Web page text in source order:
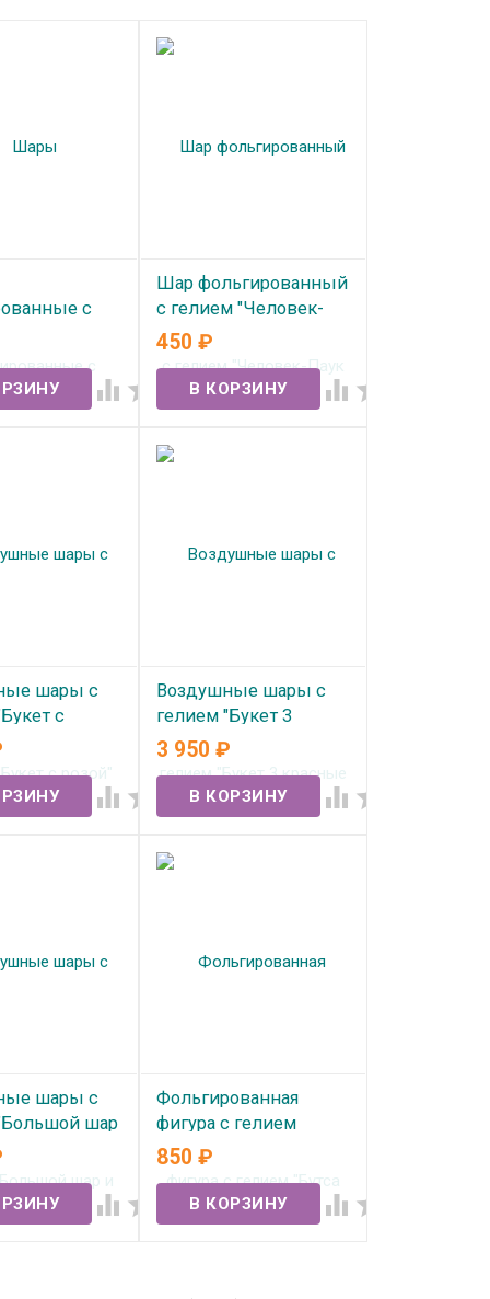
с
ДР Буквы
золото"
 
Шар фольгированный
с гелием "Человек-
Паук летящий"
В наличии
450₽
 
шары с
с
 
Воздушные шары с
гелием "Букет 3
красные розы" №365
В наличии
3 950₽
 
шары с
шар
№322
 
Фольгированная
фигура с гелием
"Бутса футбольная"
В наличии
850₽
 